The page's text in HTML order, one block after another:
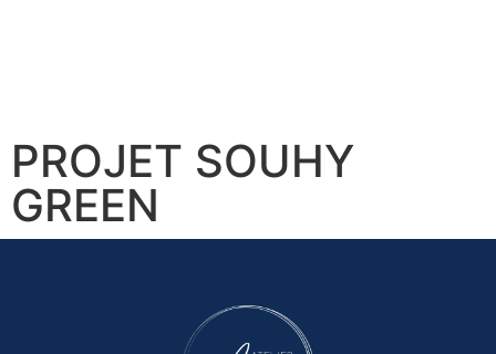
PROJET SOUHY
GREEN